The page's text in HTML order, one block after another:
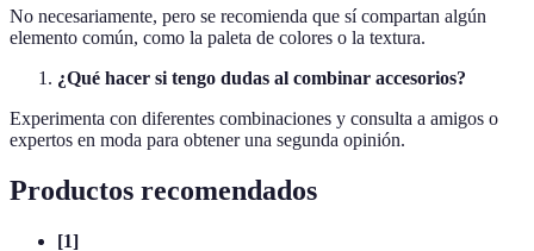
No necesariamente, pero se recomienda que sí compartan algún
elemento común, como la paleta de colores o la textura.
¿Qué hacer si tengo dudas al combinar accesorios?
Experimenta con diferentes combinaciones y consulta a amigos o
expertos en moda para obtener una segunda opinión.
Productos recomendados
[1]